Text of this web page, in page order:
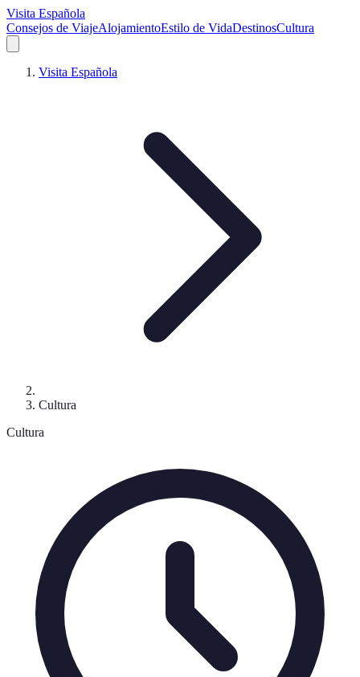
Visita Española
Consejos de ViajeAlojamientoEstilo de VidaDestinosCultura
Visita Española
Cultura
Cultura